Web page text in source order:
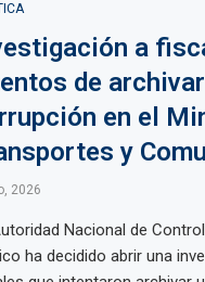
a
de
en el
y
2026
Nacional de
ha decidido abrir una